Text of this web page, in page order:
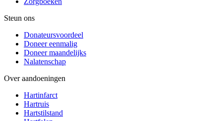
Steun ons
Donateursvoordeel
Doneer eenmalig
Doneer maandelijks
Nalatenschap
Over aandoeningen
Hartinfarct
Hartruis
Hartstilstand